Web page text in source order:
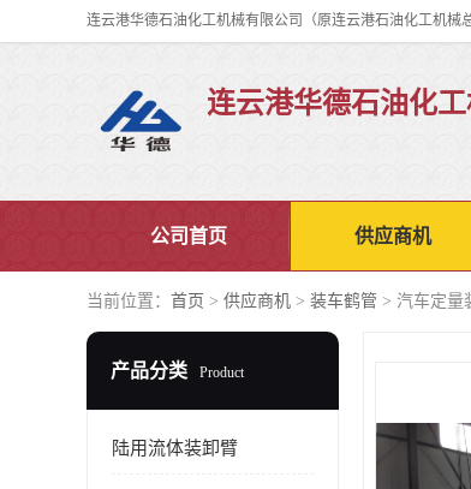
连云港华德石油化
公司首页 供应商机
当前位置： 首页 > 供应商机 > 装车鹤管 > 汽车定量
产品分类 Product
陆用流体装卸臂